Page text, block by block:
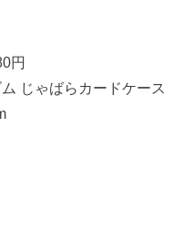
円
じゃばらカードケース